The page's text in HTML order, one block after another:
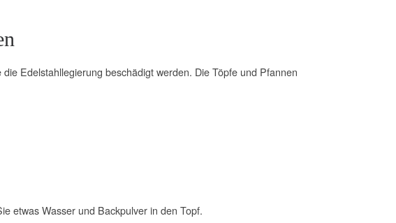
Edelstahllegierung beschädigt werden. Die Töpfe und Pfannen
etwas Wasser und Backpulver in den Topf.